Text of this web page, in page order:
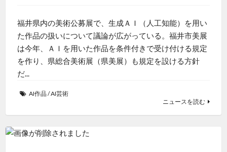
福井県内の美術公募展で、生成ＡＩ（人工知能）を用い
た作品の扱いについて議論が広がっている。福井市美展
は今年、ＡＩを用いた作品を条件付きで受け付ける規定
を作り、県総合美術展（県美展）も規定を設ける方針
だ...
AI作品/AI芸術
ニュースを読む